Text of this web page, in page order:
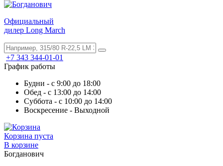
Официальный
дилер Long March
+7 343 344-01-01
График работы
Будни - с 9:00 до 18:00
Обед - с 13:00 до 14:00
Суббота - с 10:00 до 14:00
Воскресение - Выходной
Корзина пуста
В корзине
Богданович